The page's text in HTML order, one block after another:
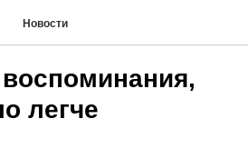
Новости
легче